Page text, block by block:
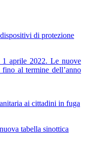
di protezione
1 aprile 2022. Le nuove
al termine dell’anno
ai cittadini in fuga
nuova tabella sinottica